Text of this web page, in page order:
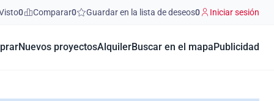
0 Comparar0 Guardar en la lista de deseos0 Iniciar sesión
Nuevos proyectosAlquilerBuscar en el mapa Publicidad